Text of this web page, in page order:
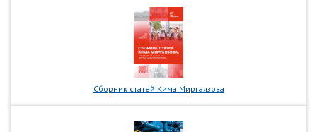
Сборник статей Кима Миргаязова